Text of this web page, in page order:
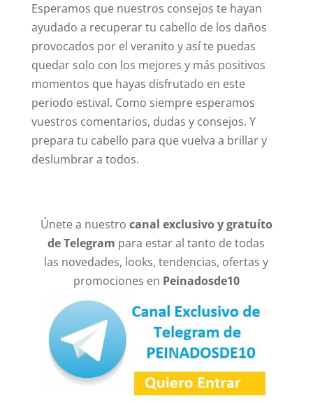
Esperamos que nuestros consejos te hayan
ayudado a recuperar tu cabello de los daños
provocados por el veranito y así te puedas
quedar solo con los mejores y más positivos
momentos que hayas disfrutado en este
periodo estival. Como siempre esperamos
vuestros comentarios, dudas y consejos. Y
prepara tu cabello para que vuelva a brillar y
deslumbrar a todos.
Únete a nuestro canal exclusivo y gratuíto
de Telegram para estar al tanto de todas
las novedades, looks, tendencias, ofertas y
promociones en Peinadosde10